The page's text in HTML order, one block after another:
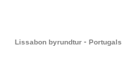
Lissabon byrundtur - Portugals